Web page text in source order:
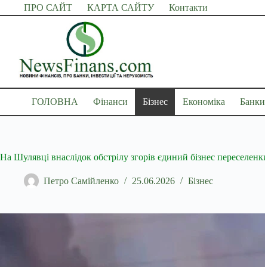
Перейти
до
ПРО САЙТ КАРТА САЙТУ Контакти
ГОЛОВНА Фінанси Бізнес Економіка Банки
На Шулявці внаслідок обстрілу згорів єдиний бізнес
Петро Самійленко 25.06.2026 Бізнес